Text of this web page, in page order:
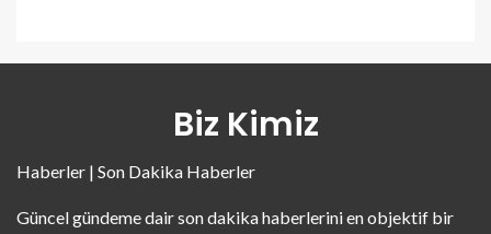
Biz Kimiz
Haberler | Son Dakika Haberler
Güncel gündeme dair son dakika haberlerini en objektif bir